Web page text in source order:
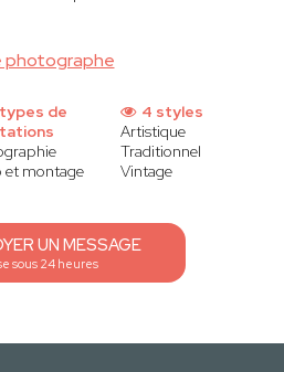
photographe
de
et montage
4 styles
Artistique
Traditionnel
Vintage
UN MESSAGE
sous 24 heures